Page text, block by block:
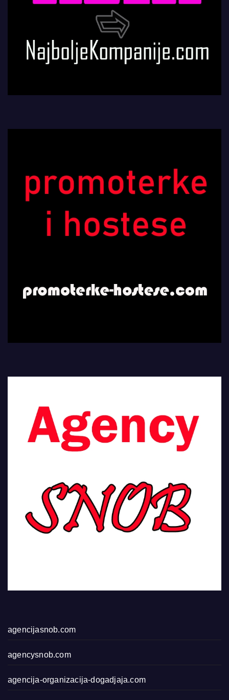
agencijasnob.com
agencysnob.com
agencija-organizacija-dogadjaja.com